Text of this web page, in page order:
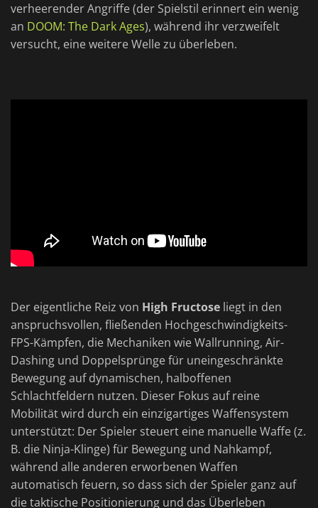
verheerender Angriffe (der Spielstil erinnert ein wenig
an DOOM: The Dark Ages), während ihr verzweifelt
versucht, eine weitere Welle zu überleben.
Der eigentliche Reiz von High Fructose liegt in den
anspruchsvollen, fließenden Hochgeschwindigkeits-
FPS-Kämpfen, die Mechaniken wie Wallrunning, Air-
Dashing und Doppelsprünge für uneingeschränkte
Bewegung auf dynamischen, halboffenen
Schlachtfeldern nutzen. Dieser Fokus auf reine
Mobilität wird durch ein einzigartiges Waffensystem
unterstützt: Der Spieler steuert eine manuelle Waffe (z.
B. die Ninja-Klinge) für Bewegung und Nahkampf,
während alle anderen erworbenen Waffen
automatisch feuern, so dass sich der Spieler ganz auf
die taktische Positionierung und das Überleben